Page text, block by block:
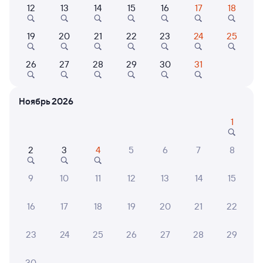
Выберите дату
Найдём билет на поезд за вас
Даже если сейчас нет мест
Все
Путешественникам нравятся эти варианты
8,3
Отель Отель
12 13 14 15 16 17 18
19 20 21 22 23 24 25
26 27 28 29 30 31
Ноябрь 2026
1
2 3 4 5 6 7 8
9 10 11 12 13 14 15
16 17 18 19 20 21 22
23 24 25 26 27 28 29